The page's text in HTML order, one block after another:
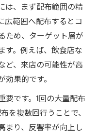
は、まず配布範囲の精
広範囲へ配布するとコ
ため、ターゲット層が
す。例えば、飲食店な
ど、来店の可能性が高
果的です。
要です。1回の大量配布
を複数回行うことで、
まり、反響率が向上し